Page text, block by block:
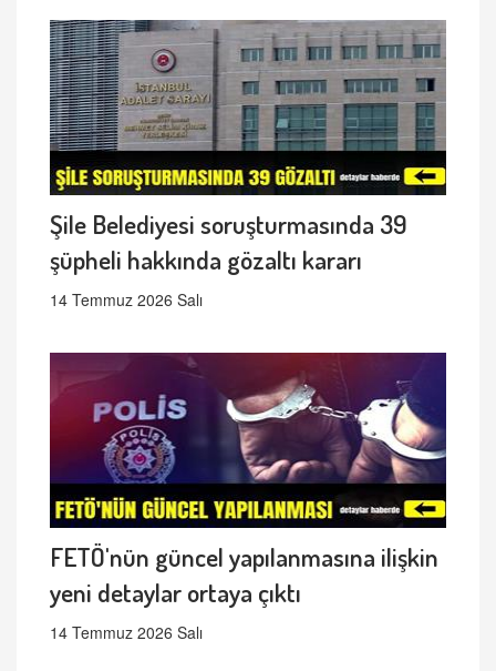
Şile Belediyesi soruşturmasında 39
şüpheli hakkında gözaltı kararı
14 Temmuz 2026 Salı
FETÖ'nün güncel yapılanmasına ilişkin
yeni detaylar ortaya çıktı
14 Temmuz 2026 Salı